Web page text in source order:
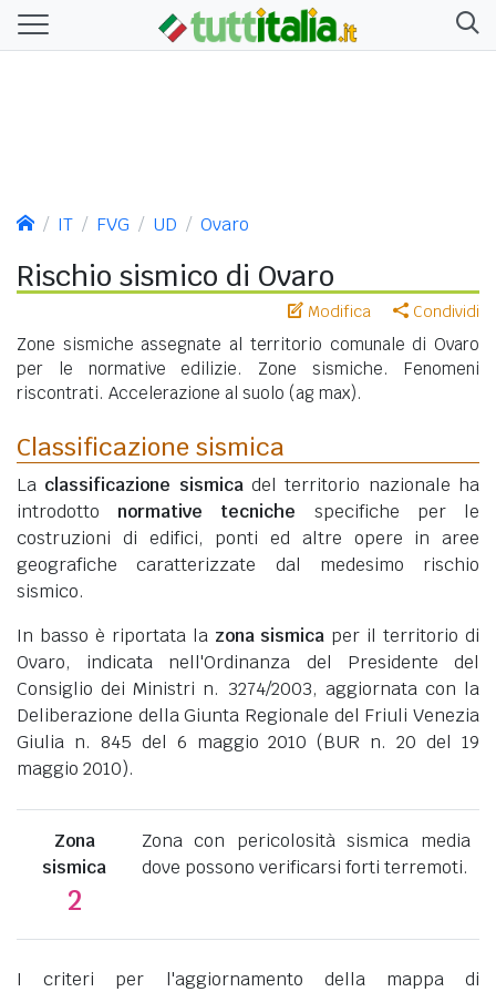
IT FVG UD Ovaro
Rischio sismico di Ovaro
Modifica Condividi
Zone sismiche assegnate al territorio comunale di Ovaro
per le normative edilizie. Zone sismiche. Fenomeni
riscontrati. Accelerazione al suolo (ag max).
Classificazione sismica
La classificazione sismicadel territorio nazionale ha
introdotto normative tecniche specifiche per le
costruzioni di edifici, ponti ed altre opere in aree
geografiche caratterizzate dal medesimo rischio
sismico.
In basso è riportata la zona sismica per il territorio di
Ovaro, indicata nell'Ordinanza del Presidente del
Consiglio dei Ministri n. 3274/2003, aggiornata con la
Deliberazione della Giunta Regionale del Friuli Venezia
Giulia n. 845 del 6 maggio 2010 (BUR n. 20 del 19
maggio 2010).
Zona
sismica
2
Zona con pericolosità sismica media
dove possono verificarsi forti terremoti.
I criteri per l'aggiornamento della mappa di